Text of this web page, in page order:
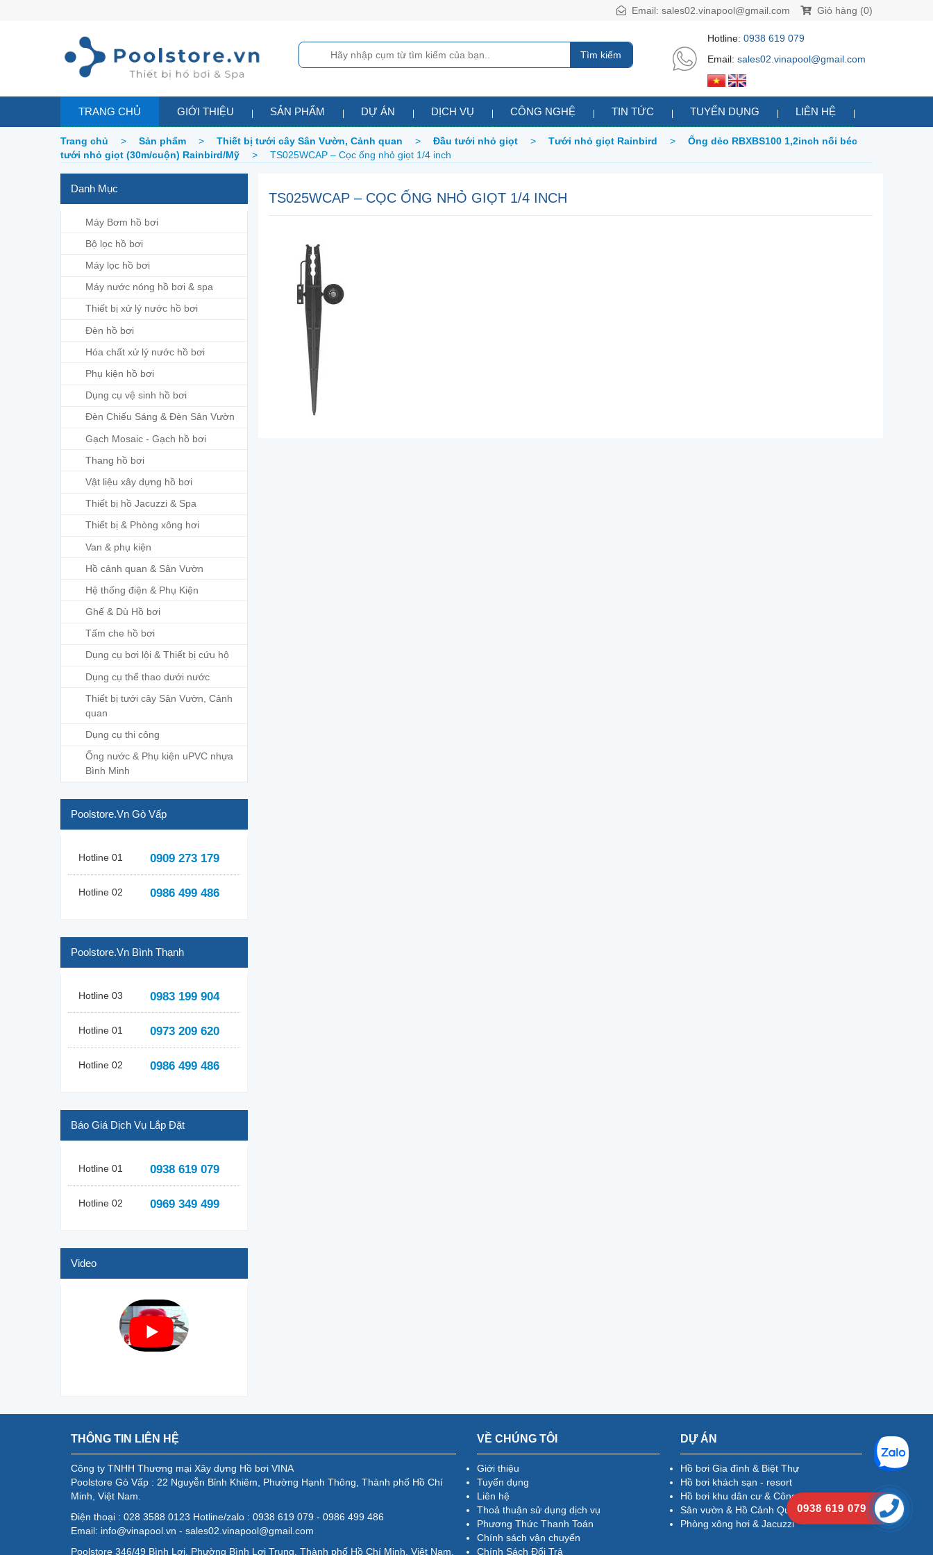
Giỏ hàng (0)
Email: sales02.vinapool@gmail.com
Tìm kiếm
Hotline: 0938 619 079
Email: sales02.vinapool@gmail.com
TRANG CHỦ GIỚI THIỆU SẢN PHẨM DỰ ÁN DỊCH VỤ CÔNG NGHỆ TIN TỨC TUYỂN DỤNG LIÊN HỆ
Trang chủ > Sản phẩm > Thiết bị tưới cây Sân Vườn, Cảnh quan > Đầu tưới nhỏ giọt > Tưới nhỏ giọt Rainbird >
Ống dẻo RBXBS100 1,2inch nối béc
tưới nhỏ giọt (30m/cuộn) Rainbird/Mỹ
> TS025WCAP – Cọc ống nhỏ giọt 1/4 inch
Danh Mục
Máy Bơm hồ bơi
Bộ lọc hồ bơi
Máy lọc hồ bơi
Máy nước nóng hồ bơi & spa
Thiết bị xử lý nước hồ bơi
Đèn hồ bơi
Hóa chất xử lý nước hồ bơi
Phụ kiện hồ bơi
Dụng cụ vệ sinh hồ bơi
Đèn Chiếu Sáng & Đèn Sân Vườn
Gạch Mosaic - Gạch hồ bơi
Thang hồ bơi
Vật liệu xây dựng hồ bơi
Thiết bị hồ Jacuzzi & Spa
Thiết bị & Phòng xông hơi
Van & phụ kiện
Hồ cảnh quan & Sân Vườn
Hệ thống điện & Phụ Kiện
Ghế & Dù Hồ bơi
Tấm che hồ bơi
Dụng cụ bơi lội & Thiết bị cứu hộ
Dụng cụ thể thao dưới nước
Thiết bị tưới cây Sân Vườn, Cảnh
quan
Dụng cụ thi công
Ống nước & Phụ kiện uPVC nhựa
Bình Minh
Poolstore.vn Gò Vấp
Hotline 01 0909 273 179
Hotline 02 0986 499 486
Poolstore.vn Bình Thạnh
Hotline 03 0983 199 904
Hotline 01 0973 209 620
Hotline 02 0986 499 486
Báo Giá Dịch Vụ Lắp Đặt
Hotline 01 0938 619 079
Hotline 02 0969 349 499
Video
TS025WCAP – CỌC ỐNG NHỎ GIỌT 1/4 INCH
THÔNG TIN LIÊN HỆ
Công ty TNHH Thương mại Xây dựng Hồ bơi VINA
Poolstore Gò Vấp : 22 Nguyễn Bỉnh Khiêm, Phường Hạnh Thông, Thành phố Hồ Chí
Minh, Việt Nam.
Điện thoại : 028 3588 0123 Hotline/zalo : 0938 619 079 - 0986 499 486
Email: info@vinapool.vn - sales02.vinapool@gmail.com
Poolstore 346/49 Bình Lợi, Phường Bình Lợi Trung, Thành phố Hồ Chí Minh, Việt Nam.
VỀ CHÚNG TÔI
Giới thiệu
Tuyển dụng
Liên hệ
Thoả thuận sử dụng dịch vụ
Phương Thức Thanh Toán
Chính sách vận chuyển
Chính Sách Đổi Trả
DỰ ÁN
Hồ bơi Gia đình & Biệt Thự
Hồ bơi khách sạn - resort
Hồ bơi khu dân cư & Công cộng
Sân vườn & Hồ Cảnh Quan
Phòng xông hơi & Jacuzzi
0938 619 079